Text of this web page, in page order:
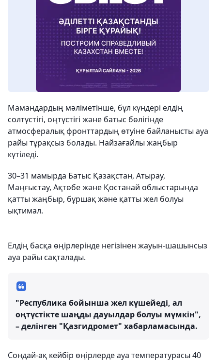
Мамандардың мәліметінше, бұл күндері елдің
солтүстігі, оңтүстігі және батыс бөлігінде
атмосфералық фронттардың өтуіне байланысты ауа
райы тұрақсыз болады. Найзағайлы жаңбыр
күтіледі.
30–31 мамырда Батыс Қазақстан, Атырау,
Маңғыстау, Ақтөбе және Қостанай облыстарында
қатты жаңбыр, бұршақ және қатты жел болуы
ықтимал.
Елдің басқа өңірлерінде негізінен жауын-шашынсыз
ауа райы сақталады.
"Республика бойынша жел күшейеді, ал
оңтүстікте шаңды дауылдар болуы мүмкін",
– делінген "Қазгидромет" хабарламасында.
Сондай-ақ кейбір өңірлерде ауа температурасы 40